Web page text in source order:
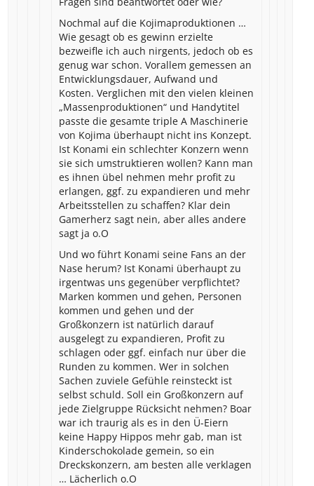
Nochmal auf die Kojimaproduktionen …
Wie gesagt ob es gewinn erzielte
bezweifle ich auch nirgents, jedoch ob es
genug war schon. Vorallem gemessen an
Entwicklungsdauer, Aufwand und
Kosten. Verglichen mit den vielen kleinen
„Massenproduktionen“ und Handytitel
passte die gesamte triple A Maschinerie
von Kojima überhaupt nicht ins Konzept.
Ist Konami ein schlechter Konzern wenn
sie sich umstruktieren wollen? Kann man
es ihnen übel nehmen mehr profit zu
erlangen, ggf. zu expandieren und mehr
Arbeitsstellen zu schaffen? Klar dein
Gamerherz sagt nein, aber alles andere
sagt ja o.O
Und wo führt Konami seine Fans an der
Nase herum? Ist Konami überhaupt zu
irgentwas uns gegenüber verpflichtet?
Marken kommen und gehen, Personen
kommen und gehen und der
Großkonzern ist natürlich darauf
ausgelegt zu expandieren, Profit zu
schlagen oder ggf. einfach nur über die
Runden zu kommen. Wer in solchen
Sachen zuviele Gefühle reinsteckt ist
selbst schuld. Soll ein Großkonzern auf
jede Zielgruppe Rücksicht nehmen? Boar
war ich traurig als es in den Ü-Eiern
keine Happy Hippos mehr gab, man ist
Kinderschokolade gemein, so ein
Dreckskonzern, am besten alle verklagen
… Lächerlich o.O